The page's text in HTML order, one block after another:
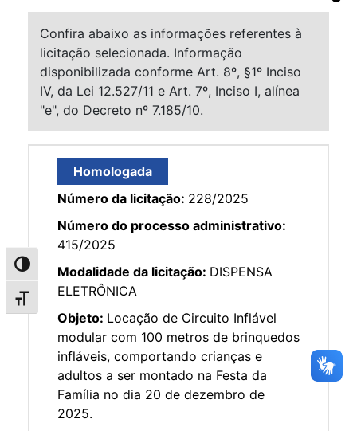
Alternar alto contraste
Alternar tamanho da fonte
Confira abaixo as informações referentes à
licitação selecionada. Informação
disponibilizada conforme Art. 8º, §1º Inciso
IV, da Lei 12.527/11 e Art. 7º, Inciso I, alínea
"e", do Decreto nº 7.185/10.
Homologada
Número da licitação: 228/2025
Número do processo administrativo:
415/2025
Modalidade da licitação: DISPENSA
ELETRÔNICA
Objeto: Locação de Circuito Inflável
modular com 100 metros de brinquedos
infláveis, comportando crianças e
adultos a ser montado na Festa da
Família no dia 20 de dezembro de
2025.